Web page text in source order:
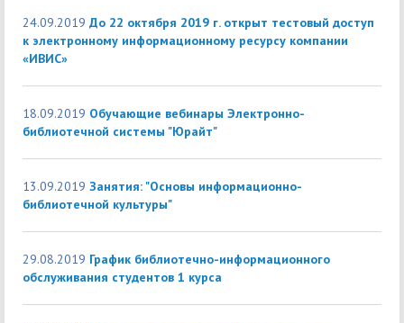
24.09.2019 До 22 октября 2019 г. открыт тестовый доступ
к электронному информационному ресурсу компании
«ИВИС»
18.09.2019 Обучающие вебинары Электронно-
библиотечной системы "Юрайт"
13.09.2019 Занятия: "Основы информационно-
библиотечной культуры"
29.08.2019 График библиотечно-информационного
обслуживания студентов 1 курса